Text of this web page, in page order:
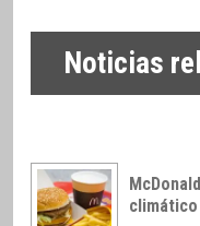
Noticias
climático